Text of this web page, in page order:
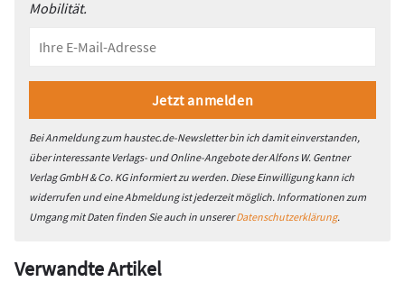
Mobilität.
Bei Anmeldung zum haustec.de-Newsletter bin ich damit einverstanden,
über interessante Verlags- und Online-Angebote der Alfons W. Gentner
Verlag GmbH & Co. KG informiert zu werden. Diese Einwilligung kann ich
widerrufen und eine Abmeldung ist jederzeit möglich. Informationen zum
Umgang mit Daten finden Sie auch in unsererDatenschutzerklärung.
Verwandte Artikel